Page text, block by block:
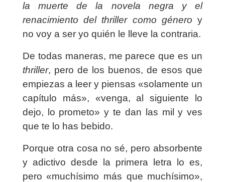
la muerte de la novela negra y el
renacimiento del thriller como géneroy
no voy a ser yo quién le lleve la contraria.
De todas maneras, me parece que es un
thriller, pero de los buenos, de esos que
empiezas a leer y piensas «solamente un
capítulo más», «venga, al siguiente lo
dejo, lo prometo» y te dan las mil y ves
que te lo has bebido.
Porque otra cosa no sé, pero absorbente
y adictivo desde la primera letra lo es,
pero «muchísimo más que muchísimo»,